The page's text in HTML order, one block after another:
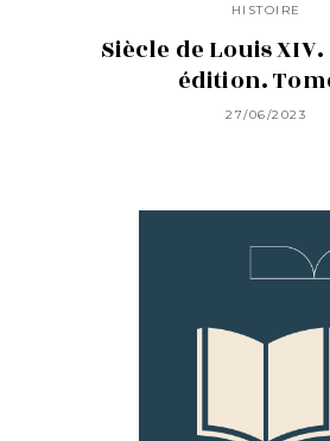
HISTOIRE
Siècle de Louis
édition.
27/06/2023